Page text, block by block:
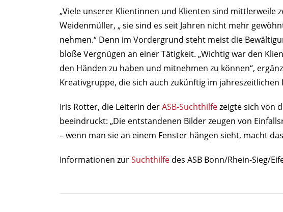
„Viele unserer Klientinnen und Klienten sind mittlerweile
Weidenmüller, „ sie sind es seit Jahren nicht mehr
nehmen.“ Denn im Vordergrund steht meist die
bloße Vergnügen an einer Tätigkeit. „Wichtig war den
den Händen zu haben und mitnehmen zu können“,
Kreativgruppe, die sich auch zukünftig im
Iris Rotter, die Leiterin derASB-Suchthilfezeigte sich von
beeindruckt: „Die entstandenen Bilder zeugen von
– wenn man sie an einem Fenster hängen sieht, macht
Informationen zurSuchthilfe des ASB Bonn/Rhein-Sieg/